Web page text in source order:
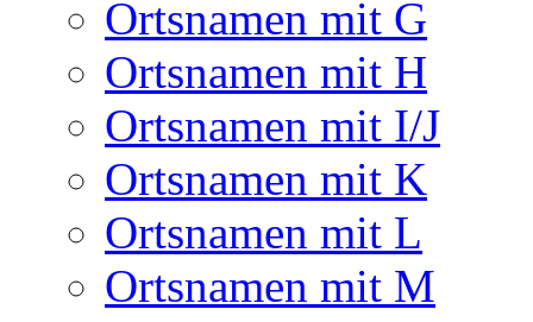
Ortsnamen mit G
Ortsnamen mit H
Ortsnamen mit I/J
Ortsnamen mit K
Ortsnamen mit L
Ortsnamen mit M